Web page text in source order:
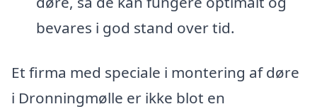
bevares i god stand over tid.
Et firma med speciale i montering af døre
i Dronningmølle er ikke blot en